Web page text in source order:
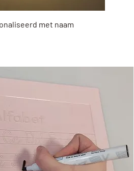
overzichtmet naam